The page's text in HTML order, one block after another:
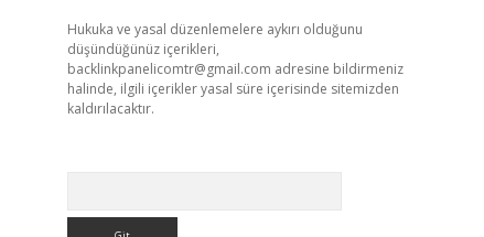
Hukuka ve yasal düzenlemelere aykırı olduğunu
düşündüğünüz içerikleri,
backlinkpanelicomtr@gmail.com adresine bildirmeniz
halinde, ilgili içerikler yasal süre içerisinde sitemizden
kaldırılacaktır.